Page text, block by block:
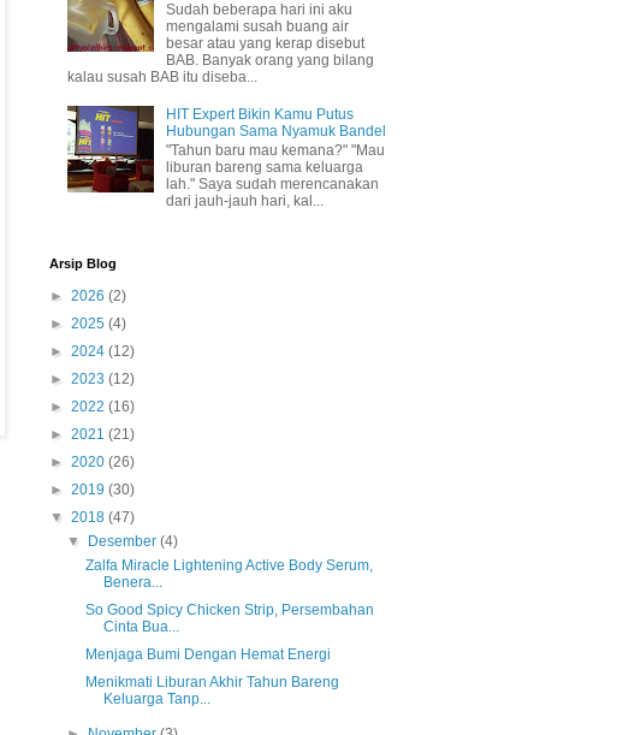
Sudah beberapa hari ini aku
mengalami susah buang air
besar atau yang kerap disebut
BAB. Banyak orang yang bilang
kalau susah BAB itu diseba...
HIT Expert Bikin Kamu Putus
Hubungan Sama Nyamuk Bandel
"Tahun baru mau kemana?" "Mau
liburan bareng sama keluarga
lah." Saya sudah merencanakan
dari jauh-jauh hari, kal...
Arsip Blog
► 2026 (2)
► 2025 (4)
► 2024 (12)
► 2023 (12)
► 2022 (16)
► 2021 (21)
► 2020 (26)
► 2019 (30)
▼ 2018 (47)
▼ Desember(4)
Zalfa Miracle Lightening Active Body Serum,
Benera...
So Good Spicy Chicken Strip, Persembahan
Cinta Bua...
Menjaga Bumi Dengan Hemat Energi
Menikmati Liburan Akhir Tahun Bareng
Keluarga Tanp...